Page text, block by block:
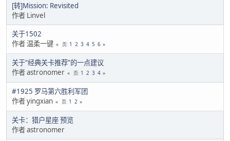
[转]Mission: Revisited
作者 Linvel
关于1502
作者 温柔一键
页 1 2 3 4 5 6
关于“经典关卡推荐”的一点建议
作者 astronomer
页 1 2 3 4
#1925 罗马第六胜利军团
作者 yingxian
页 1 2
关卡：猎户星座 预览
作者 astronomer